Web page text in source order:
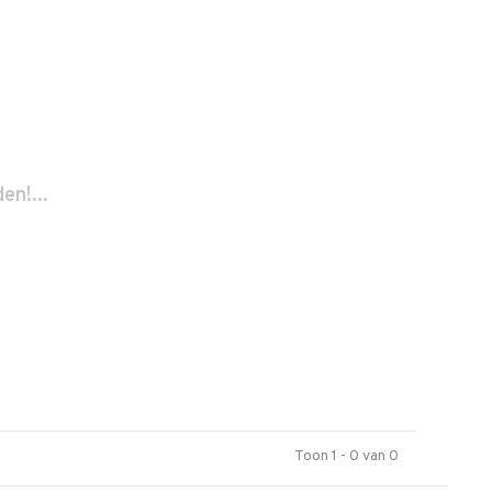
Toon 1 - 0 van 0